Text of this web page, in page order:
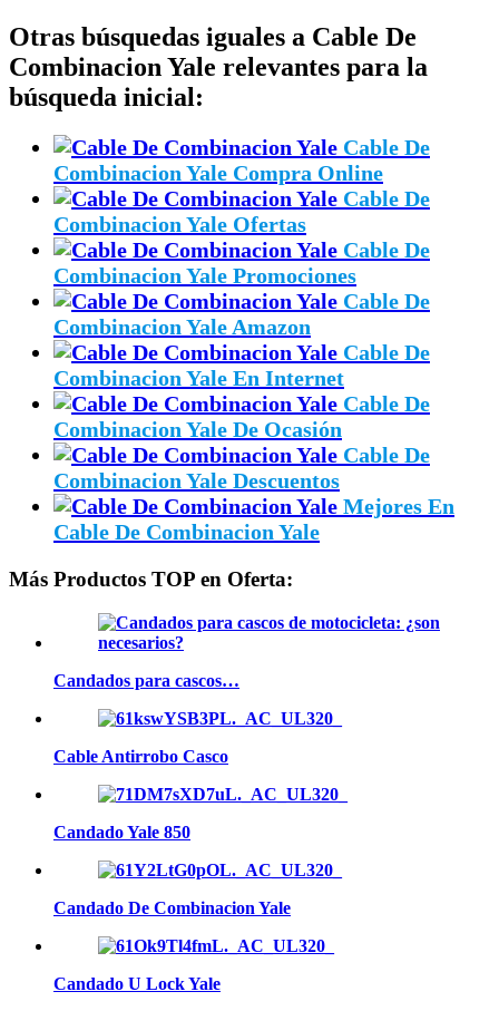
Otras búsquedas iguales a Cable De
Combinacion Yale relevantes para la
búsqueda inicial:
Cable De
Combinacion Yale Compra Online
Cable De
Combinacion Yale Ofertas
Cable De
Combinacion Yale Promociones
Cable De
Combinacion Yale Amazon
Cable De
Combinacion Yale En Internet
Cable De
Combinacion Yale De Ocasión
Cable De
Combinacion Yale Descuentos
Mejores En
Cable De Combinacion Yale
Más Productos TOP en Oferta:
Candados para cascos…
Cable Antirrobo Casco
Candado Yale 850
Candado De Combinacion Yale
Candado U Lock Yale